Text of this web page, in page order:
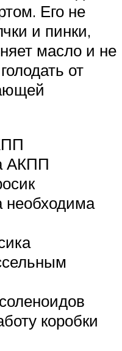
Его не
и пинки,
масло и не
от
АКПП
необходима
коробки